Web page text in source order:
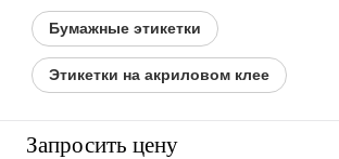
Бумажные этикетки
Этикетки на акриловом клее
Запросить цену